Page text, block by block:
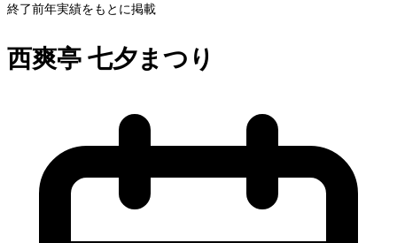
終了前年実績をもとに掲載
西爽亭 七夕まつり